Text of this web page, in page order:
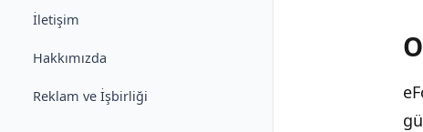
İletişim
Hakkımızda
Reklam ve İşbirliği